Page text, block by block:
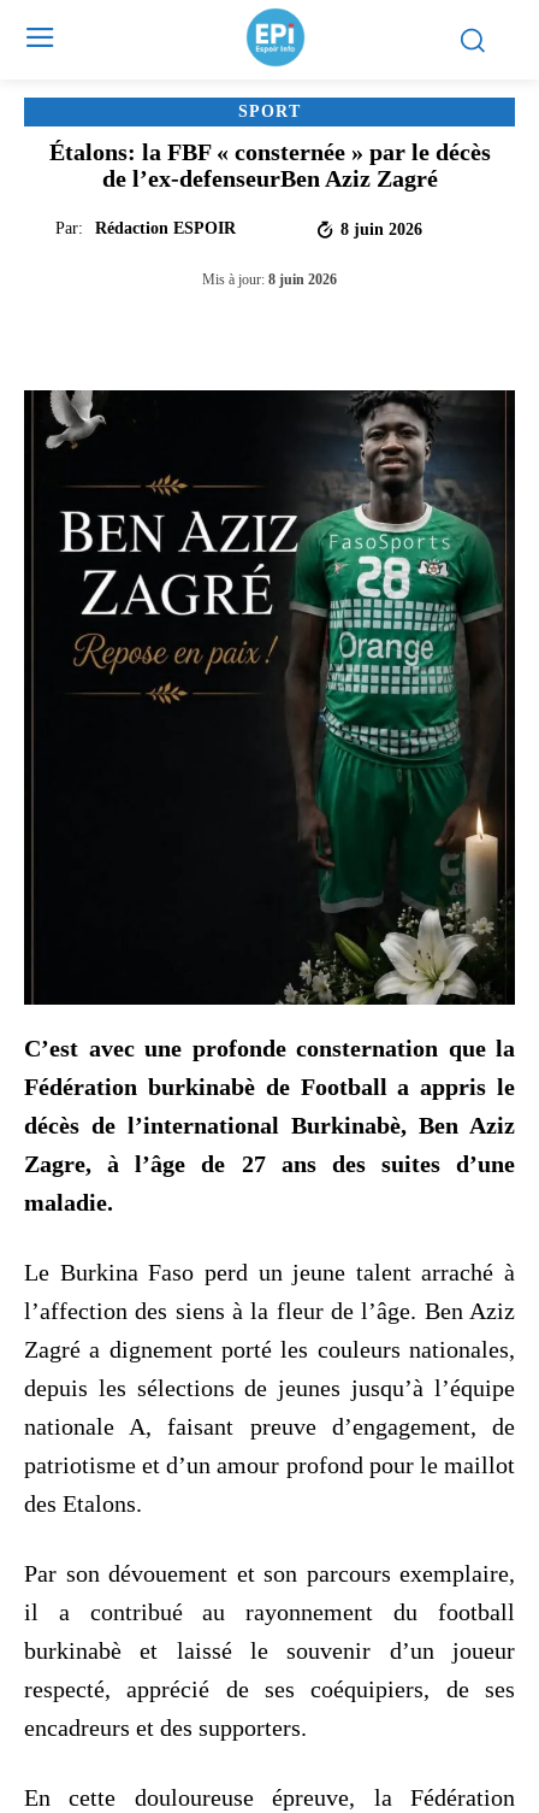
SPORT
Étalons: la FBF « consternée » par le décès
de l’ex-defenseurBen Aziz Zagré
Par: Rédaction ESPOIR 8 juin 2026
Mis à jour: 8 juin 2026
C’est avec une profonde consternation que la
Fédération burkinabè de Football a appris le
décès de l’international Burkinabè, Ben Aziz
Zagre, à l’âge de 27 ans des suites d’une
maladie.
Le Burkina Faso perd un jeune talent arraché à
l’affection des siens à la fleur de l’âge. Ben Aziz
Zagré a dignement porté les couleurs nationales,
depuis les sélections de jeunes jusqu’à l’équipe
nationale A, faisant preuve d’engagement, de
patriotisme et d’un amour profond pour le maillot
des Etalons.
Par son dévouement et son parcours exemplaire,
il a contribué au rayonnement du football
burkinabè et laissé le souvenir d’un joueur
respecté, apprécié de ses coéquipiers, de ses
encadreurs et des supporters.
En cette douloureuse épreuve, la Fédération